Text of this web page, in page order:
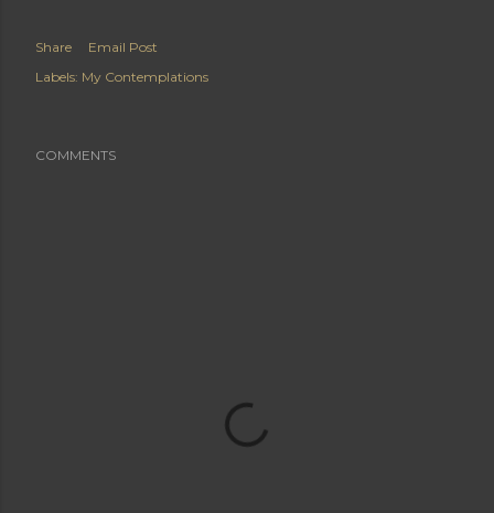
Share
Email Post
Labels: My Contemplations
COMMENTS